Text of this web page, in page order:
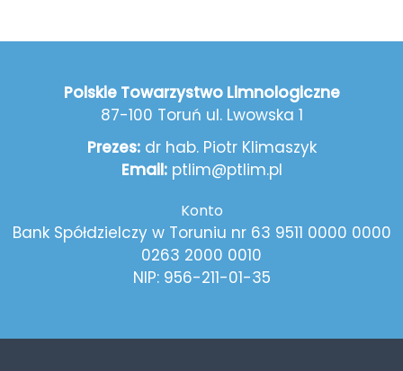
Polskie Towarzystwo Limnologiczne
87-100 Toruń ul. Lwowska 1
Prezes:dr hab. Piotr Klimaszyk
Email:ptlim@ptlim.pl
Konto
Bank Spółdzielczy w Toruniu nr 63 9511 0000 0000
0263 2000 0010
NIP: 956-211-01-35